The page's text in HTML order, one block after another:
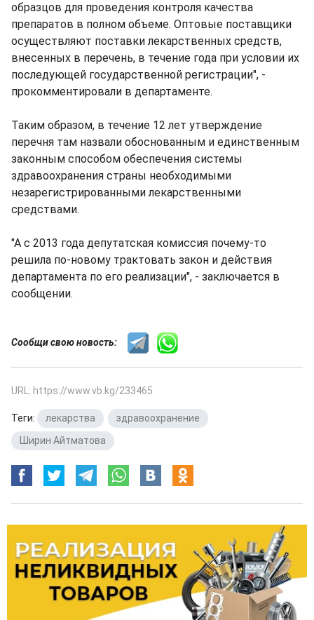
образцов для проведения контроля качества
препаратов в полном объеме. Оптовые поставщики
осуществляют поставки лекарственных средств,
внесенных в перечень, в течение года при условии их
последующей государственной регистрации", -
прокомментировали в департаменте.
Таким образом, в течение 12 лет утверждение
перечня там назвали обоснованным и единственным
законным способом обеспечения системы
здравоохранения страны необходимыми
незарегистрированными лекарственными
средствами.
"А с 2013 года депутатская комиссия почему-то
решила по-новому трактовать закон и действия
департамента по его реализации", - заключается в
сообщении.
Сообщи свою новость:
URL: https://www.vb.kg/233465
Теги: лекарства здравоохранение
Ширин Айтматова